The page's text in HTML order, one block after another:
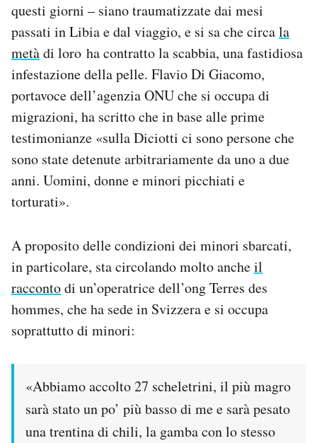
questi giorni – siano traumatizzate dai mesi
passati in Libia e dal viaggio, e si sa che circala
metàdi loro ha contratto la scabbia, una fastidiosa
infestazione della pelle. Flavio Di Giacomo,
portavoce dell’agenzia ONU che si occupa di
migrazioni, ha scritto che in base alle prime
testimonianze «sulla Diciotti ci sono persone che
sono state detenute arbitrariamente da uno a due
anni. Uomini, donne e minori picchiati e
torturati».
A proposito delle condizioni dei minori sbarcati,
in particolare, sta circolando molto ancheil
raccontodi un’operatrice dell’ong Terres des
hommes, che ha sede in Svizzera e si occupa
soprattutto di minori:
«Abbiamo accolto 27 scheletrini, il più magro
sarà stato un po’ più basso di me e sarà pesato
una trentina di chili, la gamba con lo stesso